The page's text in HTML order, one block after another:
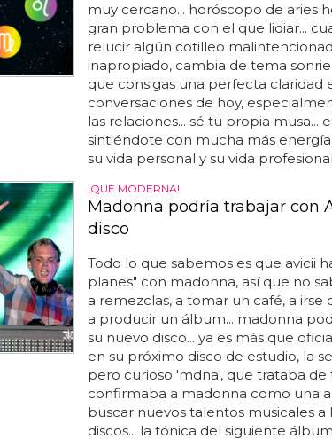
muy cercano... horóscopo de aries
gran problema con el que lidiar...
relucir algún cotilleo
inapropiado, cambia de tema
que consigas una perfecta claridad
conversaciones de hoy,
las relaciones... sé tu propia musa...
sintiéndote con mucha más
su vida personal y su vida
¡QUÉ MODERNA!
Madonna podría trabajar con
disco
Todo lo que sabemos es que avicii
planes" con madonna, así que no
a remezclas, a tomar un café, a irse
a producir un álbum... madonna
su nuevo disco... ya es más que
en su próximo disco de estudio, la
pero curioso 'mdna', que trataba de
confirmaba a madonna como una
buscar nuevos talentos musicales
discos... la tónica del siguiente